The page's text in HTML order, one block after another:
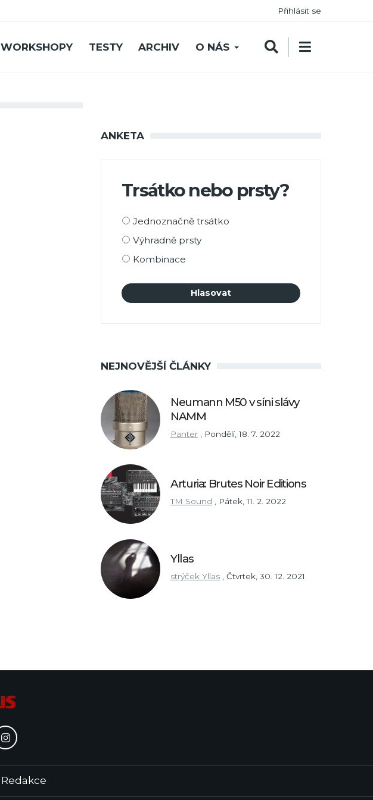
Přihlásit se
WORKSHOPY TESTY ARCHIV O NÁS
ANKETA
Trsátko nebo prsty?
Možnosti
Jednoznačně trsátko
Výhradně prsty
Kombinace
NEJNOVĚJŠÍ ČLÁNKY
Neumann M50 v síni slávy
NAMM
Panter Pondělí, 18. 7. 2022
Arturia: Brutes Noir Editions
TM Sound Pátek, 11. 2. 2022
Yllas
strýček Yllas Čtvrtek, 30. 12. 2021
Redakce